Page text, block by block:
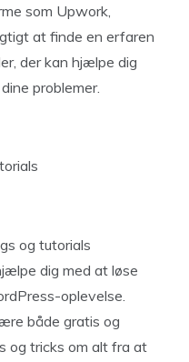
som Upwork,
at finde en erfaren
der kan hjælpe dig
problemer.
og tutorials
dig med at løse
oplevelse.
både gratis og
og tricks om alt fra at